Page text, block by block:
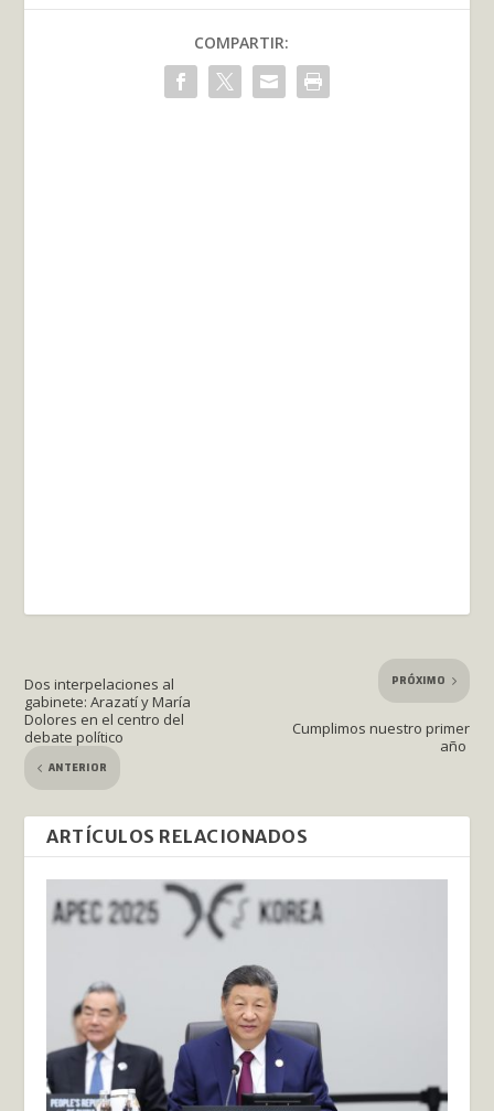
COMPARTIR:
Dos interpelaciones al
gabinete: Arazatí y María
Dolores en el centro del
debate político
ANTERIOR
PRÓXIMO
Cumplimos nuestro primer
año
ARTÍCULOS RELACIONADOS